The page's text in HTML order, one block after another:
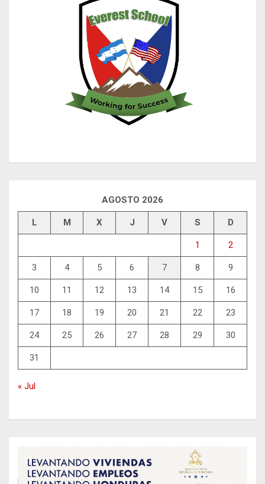
AGOSTO 2026
L M X J V S D
1 2
3 4 5 6 7 8 9
10 11 12 13 14 15 16
17 18 19 20 21 22 23
24 25 26 27 28 29 30
31
« Jul